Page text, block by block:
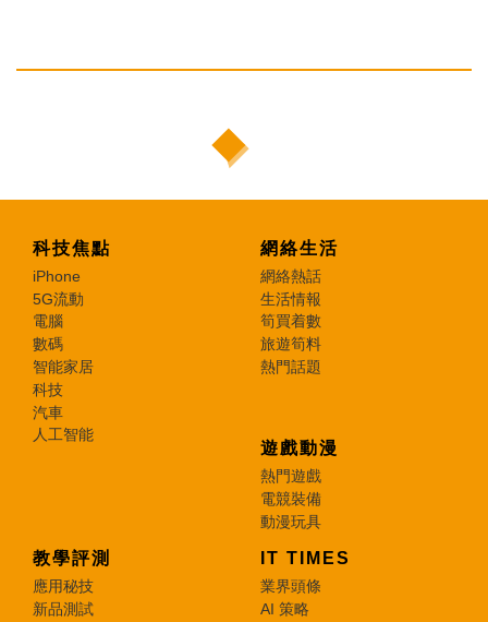
科技焦點
iPhone
5G流動
電腦
數碼
智能家居
科技
汽車
人工智能
網絡生活
網絡熱話
生活情報
筍買着數
旅遊筍料
熱門話題
遊戲動漫
熱門遊戲
電競裝備
動漫玩具
教學評測
應用秘技
新品測試
IT TIMES
業界頭條
AI 策略